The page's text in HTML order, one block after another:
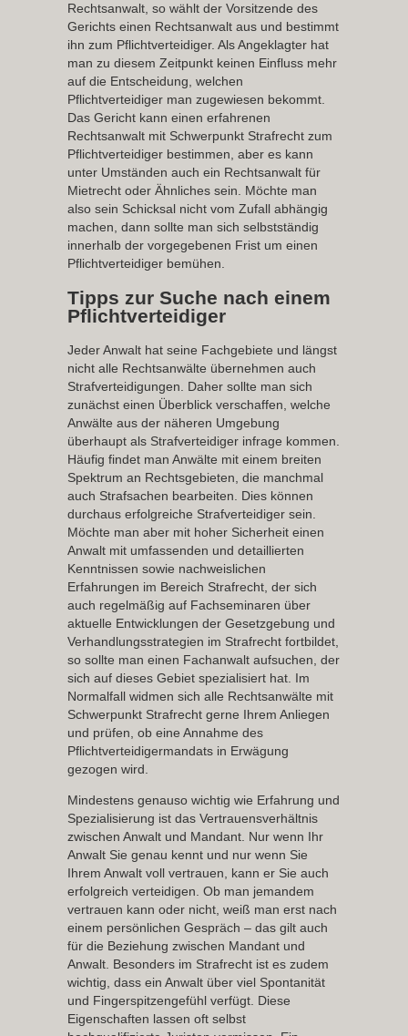
Rechtsanwalt, so wählt der Vorsitzende des
Gerichts einen Rechtsanwalt aus und bestimmt
ihn zum Pflichtverteidiger. Als Angeklagter hat
man zu diesem Zeitpunkt keinen Einfluss mehr
auf die Entscheidung, welchen
Pflichtverteidiger man zugewiesen bekommt.
Das Gericht kann einen erfahrenen
Rechtsanwalt mit Schwerpunkt Strafrecht zum
Pflichtverteidiger bestimmen, aber es kann
unter Umständen auch ein Rechtsanwalt für
Mietrecht oder Ähnliches sein. Möchte man
also sein Schicksal nicht vom Zufall abhängig
machen, dann sollte man sich selbstständig
innerhalb der vorgegebenen Frist um einen
Pflichtverteidiger bemühen.
Tipps zur Suche nach einem
Pflichtverteidiger
Jeder Anwalt hat seine Fachgebiete und längst
nicht alle Rechtsanwälte übernehmen auch
Strafverteidigungen. Daher sollte man sich
zunächst einen Überblick verschaffen, welche
Anwälte aus der näheren Umgebung
überhaupt als Strafverteidiger infrage kommen.
Häufig findet man Anwälte mit einem breiten
Spektrum an Rechtsgebieten, die manchmal
auch Strafsachen bearbeiten. Dies können
durchaus erfolgreiche Strafverteidiger sein.
Möchte man aber mit hoher Sicherheit einen
Anwalt mit umfassenden und detaillierten
Kenntnissen sowie nachweislichen
Erfahrungen im Bereich Strafrecht, der sich
auch regelmäßig auf Fachseminaren über
aktuelle Entwicklungen der Gesetzgebung und
Verhandlungsstrategien im Strafrecht fortbildet,
so sollte man einen Fachanwalt aufsuchen, der
sich auf dieses Gebiet spezialisiert hat. Im
Normalfall widmen sich alle Rechtsanwälte mit
Schwerpunkt Strafrecht gerne Ihrem Anliegen
und prüfen, ob eine Annahme des
Pflichtverteidigermandats in Erwägung
gezogen wird.
Mindestens genauso wichtig wie Erfahrung und
Spezialisierung ist das Vertrauensverhältnis
zwischen Anwalt und Mandant. Nur wenn Ihr
Anwalt Sie genau kennt und nur wenn Sie
Ihrem Anwalt voll vertrauen, kann er Sie auch
erfolgreich verteidigen. Ob man jemandem
vertrauen kann oder nicht, weiß man erst nach
einem persönlichen Gespräch – das gilt auch
für die Beziehung zwischen Mandant und
Anwalt. Besonders im Strafrecht ist es zudem
wichtig, dass ein Anwalt über viel Spontanität
und Fingerspitzengefühl verfügt. Diese
Eigenschaften lassen oft selbst